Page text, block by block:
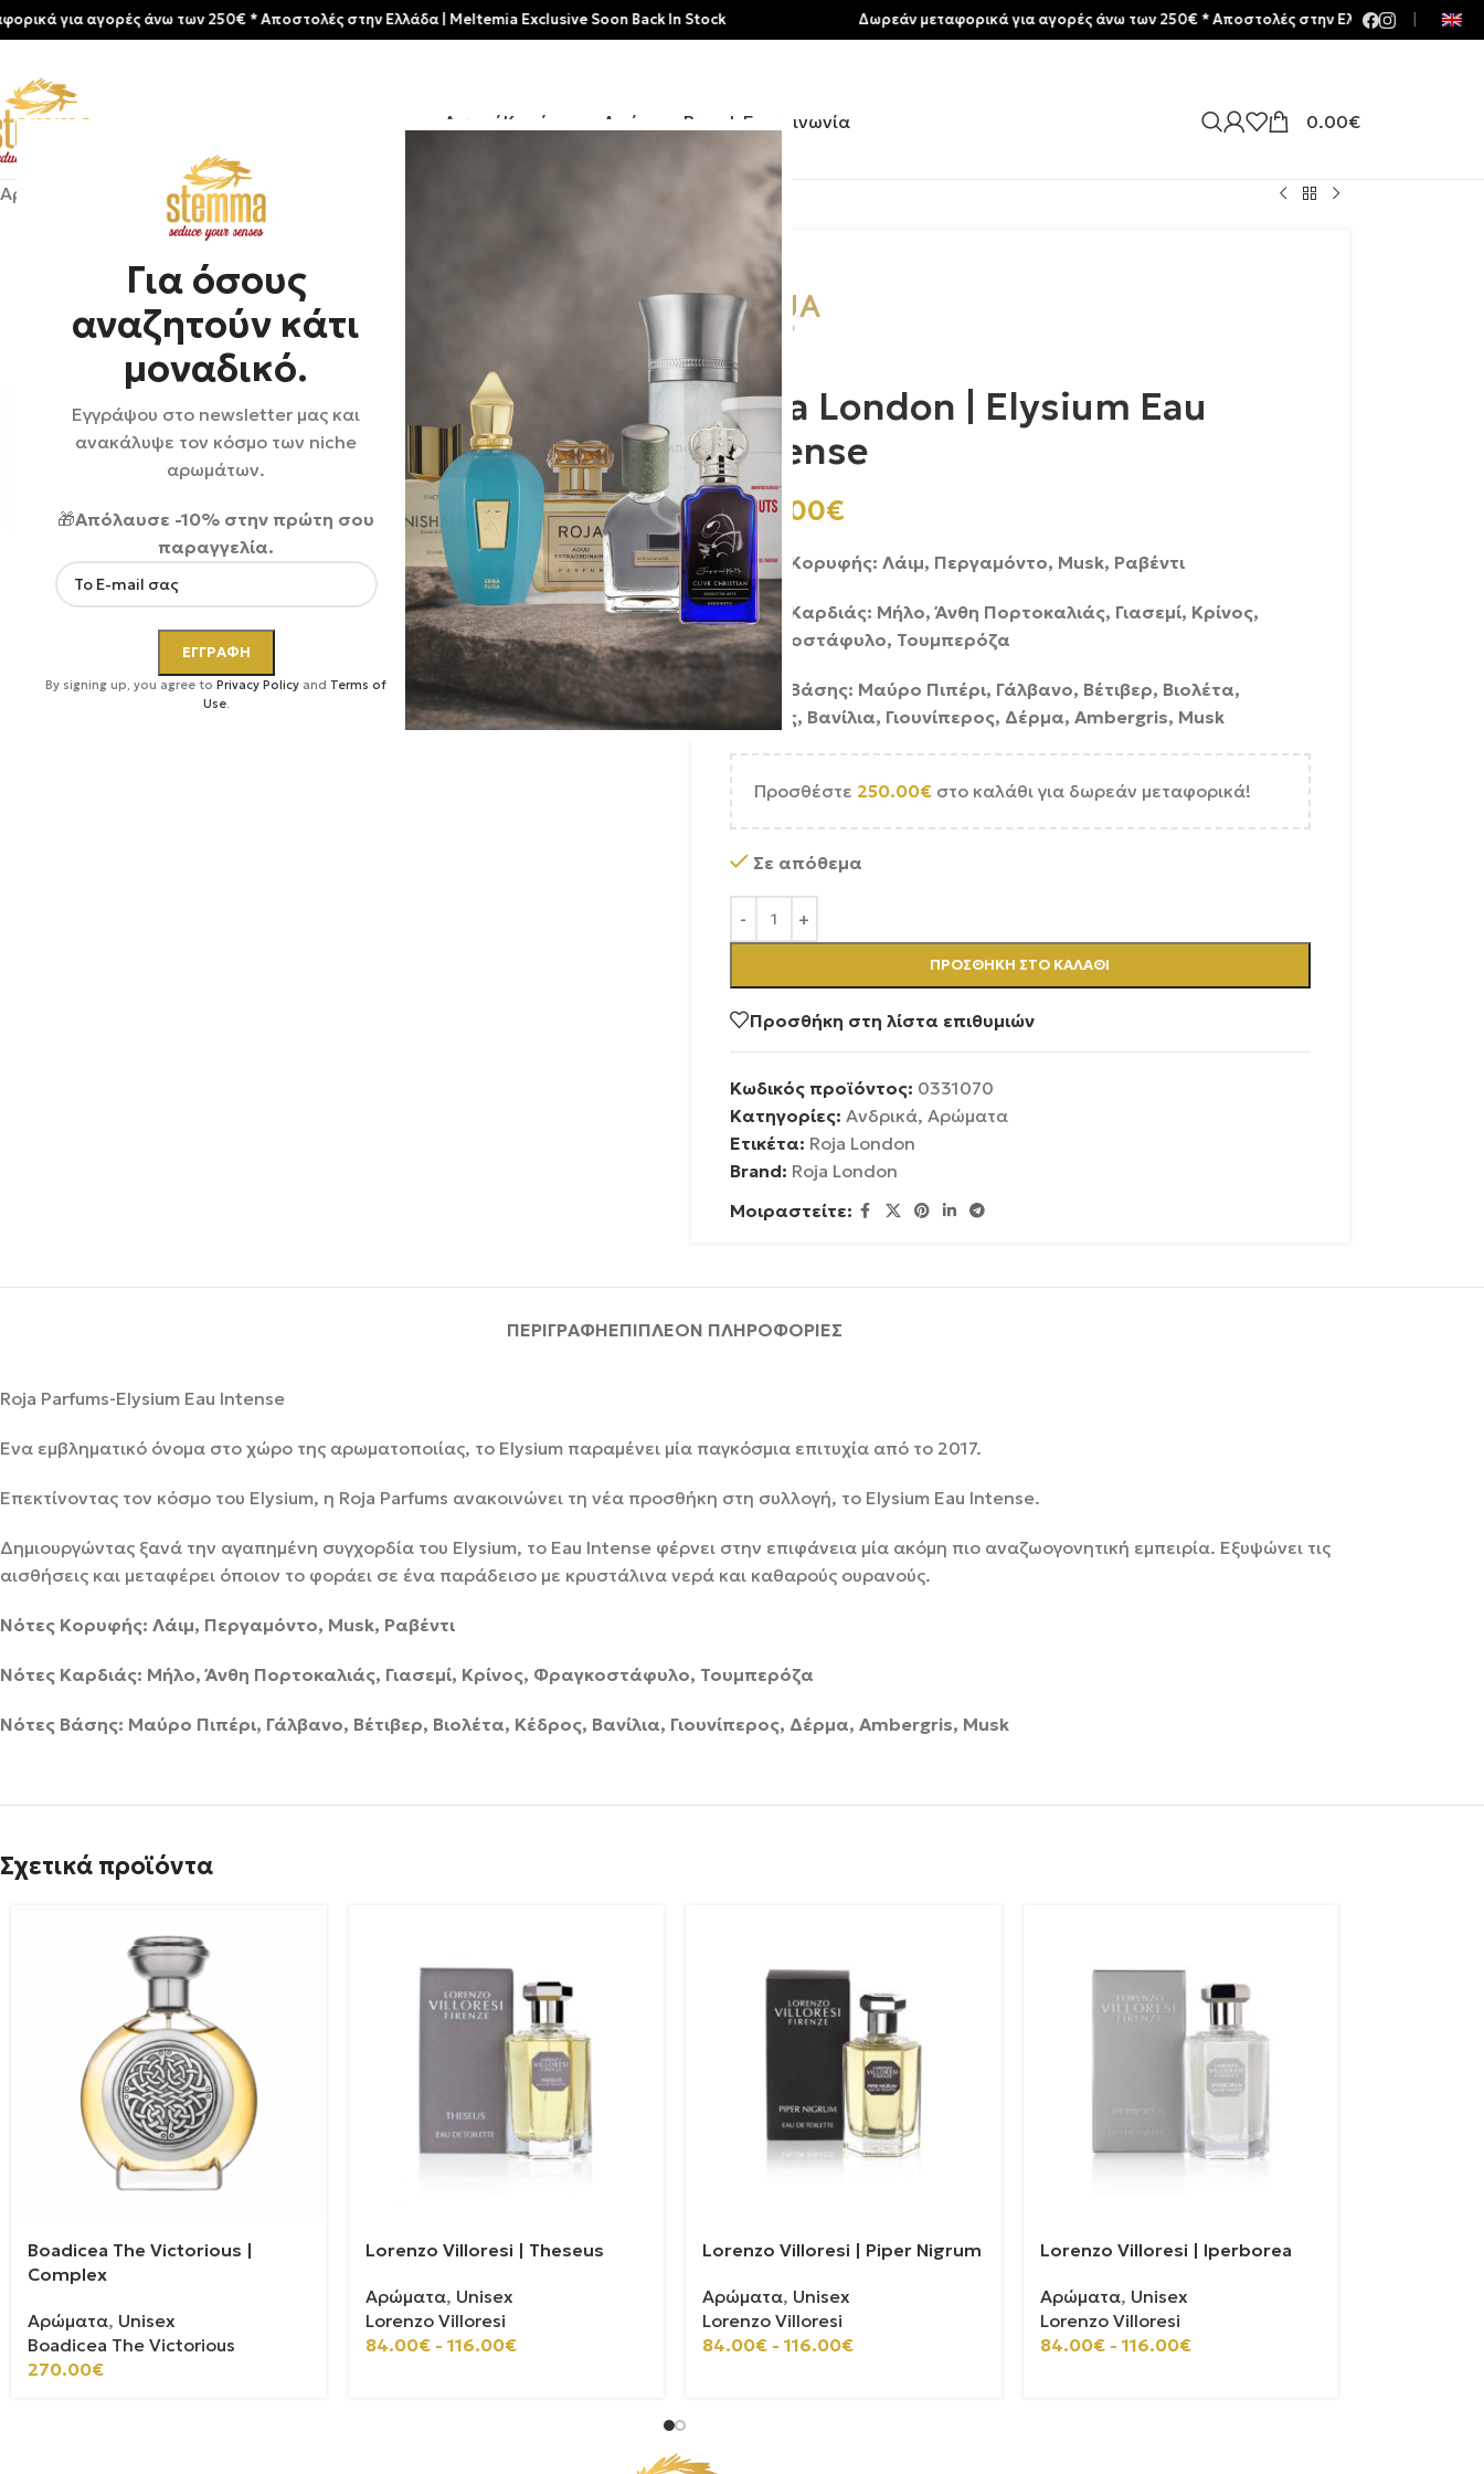
Για όσους
αναζητούν κάτι
μοναδικό.
Εγγράψου στο newsletter μας και
ανακάλυψε τον κόσμο των niche
αρωμάτων.
🎁Απόλαυσε -10% στην πρώτη σου
παραγγελία.
By signing up, you agree toPrivacy Policy and Terms of
Use.
Αρχική Κατάστημα Αρώματα Brands Επικοινωνία 0.00€
Αρχική σελίδα Shop/Αρώματα/
Κάντε κλικ για μεγέθυνση
Roja London | Elysium Eau
Intense
350.00€
Νότες Κορυφής: Λάιμ, Περγαμόντο, Musk, Ραβέντι
Νότες Καρδιάς: Μήλο, Άνθη Πορτοκαλιάς, Γιασεμί, Κρίνος,
Φραγκοστάφυλο, Τουμπερόζα
Νότες Βάσης: Μαύρο Πιπέρι, Γάλβανο, Βέτιβερ, Βιολέτα,
Κέδρος, Βανίλια, Γιουνίπερος, Δέρμα, Ambergris, Musk
Προσθέστε 250.00€στο καλάθι για δωρεάν μεταφορικά!
Σε απόθεμα
ΠΡΟΣΘΉΚΗ ΣΤΟ ΚΑΛΆΘΙ
Προσθήκη στη λίστα επιθυμιών
Κωδικός προϊόντος: 0331070
Κατηγορίες: Ανδρικά, Αρώματα
Ετικέτα: Roja London
Brand: Roja London
Μοιραστείτε:
ΠΕΡΙΓΡΑΦΉΕΠΙΠΛΈΟΝ ΠΛΗΡΟΦΟΡΊΕΣ
Roja Parfums-Elysium Eau Intense
Ένα εμβληματικό όνομα στο χώρο της αρωματοποιίας, το Elysium παραμένει μία παγκόσμια επιτυχία από το 2017.
Επεκτίνοντας τον κόσμο του Elysium, η Roja Parfums ανακοινώνει τη νέα προσθήκη στη συλλογή, το Elysium Eau Intense.
Δημιουργώντας ξανά την αγαπημένη συγχορδία του Elysium, το Eau Intense φέρνει στην επιφάνεια μία ακόμη πιο αναζωογονητική εμπειρία. Εξυψώνει τις
αισθήσεις και μεταφέρει όποιον το φοράει σε ένα παράδεισο με κρυστάλινα νερά και καθαρούς ουρανούς.
Νότες Κορυφής: Λάιμ, Περγαμόντο, Musk, Ραβέντι
Νότες Καρδιάς: Μήλο, Άνθη Πορτοκαλιάς, Γιασεμί, Κρίνος, Φραγκοστάφυλο, Τουμπερόζα
Νότες Βάσης: Μαύρο Πιπέρι, Γάλβανο, Βέτιβερ, Βιολέτα, Κέδρος, Βανίλια, Γιουνίπερος, Δέρμα, Ambergris, Musk
Σχετικά προϊόντα
Boadicea The Victorious |
Complex
Αρώματα, Unisex
Boadicea The Victorious
270.00€
Lorenzo Villoresi | Theseus
Αρώματα, Unisex
Lorenzo Villoresi
84.00€ - 116.00€
Lorenzo Villoresi | Piper Nigrum
Αρώματα, Unisex
Lorenzo Villoresi
84.00€ - 116.00€
Lorenzo Villoresi | Iperborea
Αρώματα, Unisex
Lorenzo Villoresi
84.00€ - 116.00€
αγορές άνω των 250€ * Aποστολές στην Ελλάδα | Meltemia Exclusive Soon Back In Stock Δωρεάν μεταφορικά για αγορές άνω των 250€ * Aποστολές στην Ελλάδα | Meltemia